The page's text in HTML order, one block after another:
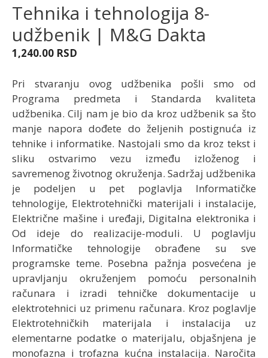
Tehnika i tehnologija 8-
udžbenik | M&G Dakta
1,240.00 RSD
Pri stvaranju ovog udžbenika pošli smo od
Programa predmeta i Standarda kvaliteta
udžbenika. Cilj nam je bio da kroz udžbenik sa što
manje napora dođete do željenih postignuća iz
tehnike i informatike. Nastojali smo da kroz tekst i
sliku ostvarimo vezu između izloženog i
savremenog životnog okruženja. Sadržaj udžbenika
je podeljen u pet poglavlja Informatičke
tehnologije, Elektrotehnički materijali i instalacije,
Električne mašine i uređaji, Digitalna elektronika i
Od ideje do realizacije-moduli. U poglavlju
Informatičke tehnologije obrađene su sve
programske teme. Posebna pažnja posvećena je
upravljanju okruženjem pomoću personalnih
računara i izradi tehničke dokumentacije u
elektrotehnici uz primenu računara. Kroz poglavlje
Elektrotehničkih materijala i instalacija uz
elementarne podatke o materijalu, objašnjena je
monofazna i trofazna kućna instalacija. Naročita